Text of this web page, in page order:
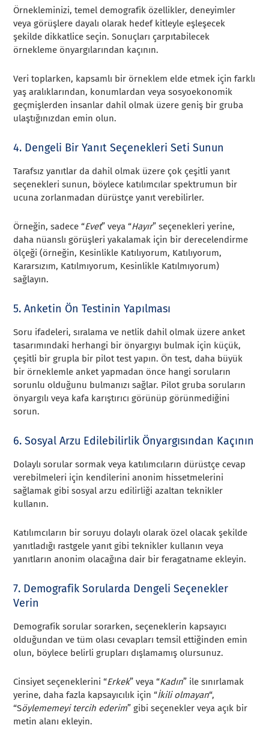
Örnekleminizi, temel demografik özellikler, deneyimler
veya görüşlere dayalı olarak hedef kitleyle eşleşecek
şekilde dikkatlice seçin. Sonuçları çarpıtabilecek
örnekleme önyargılarından kaçının.
Veri toplarken, kapsamlı bir örneklem elde etmek için farklı
yaş aralıklarından, konumlardan veya sosyoekonomik
geçmişlerden insanlar dahil olmak üzere geniş bir gruba
ulaştığınızdan emin olun.
4. Dengeli Bir Yanıt Seçenekleri Seti Sunun
Tarafsız yanıtlar da dahil olmak üzere çok çeşitli yanıt
seçenekleri sunun, böylece katılımcılar spektrumun bir
ucuna zorlanmadan dürüstçe yanıt verebilirler.
Örneğin, sadece “Evet” veya “Hayır” seçenekleri yerine,
daha nüanslı görüşleri yakalamak için bir derecelendirme
ölçeği (örneğin, Kesinlikle Katılıyorum, Katılıyorum,
Kararsızım, Katılmıyorum, Kesinlikle Katılmıyorum)
sağlayın.
5. Anketin Ön Testinin Yapılması
Soru ifadeleri, sıralama ve netlik dahil olmak üzere anket
tasarımındaki herhangi bir önyargıyı bulmak için küçük,
çeşitli bir grupla bir pilot test yapın. Ön test, daha büyük
bir örneklemle anket yapmadan önce hangi soruların
sorunlu olduğunu bulmanızı sağlar. Pilot gruba soruların
önyargılı veya kafa karıştırıcı görünüp görünmediğini
sorun.
6. Sosyal Arzu Edilebilirlik Önyargısından Kaçının
Dolaylı sorular sormak veya katılımcıların dürüstçe cevap
verebilmeleri için kendilerini anonim hissetmelerini
sağlamak gibi sosyal arzu edilirliği azaltan teknikler
kullanın.
Katılımcıların bir soruyu dolaylı olarak özel olacak şekilde
yanıtladığı rastgele yanıt gibi teknikler kullanın veya
yanıtların anonim olacağına dair bir feragatname ekleyin.
7. Demografik Sorularda Dengeli Seçenekler
Verin
Demografik sorular sorarken, seçeneklerin kapsayıcı
olduğundan ve tüm olası cevapları temsil ettiğinden emin
olun, böylece belirli grupları dışlamamış olursunuz.
Cinsiyet seçeneklerini “Erkek” veya “Kadın” ile sınırlamak
yerine, daha fazla kapsayıcılık için “İkili olmayan“,
“Söylememeyi tercih ederim” gibi seçenekler veya açık bir
metin alanı ekleyin.